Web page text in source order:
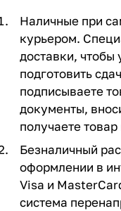
Наличные при
курьером.
доставки, чтобы
подготовить
подписываете
документы,
получаете товар
Безналичный
оформлении в
Visa и
система